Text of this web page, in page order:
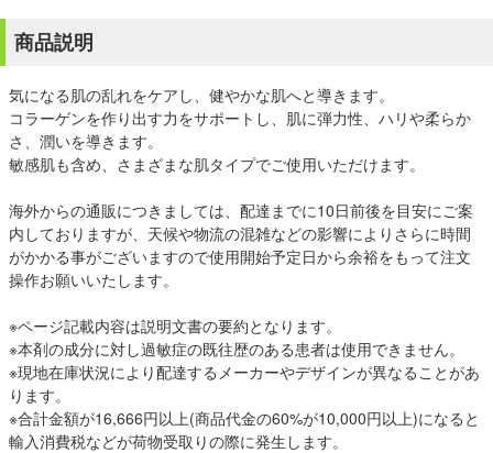
商品説明
気になる肌の乱れをケアし、健やかな肌へと導きます。
コラーゲンを作り出す力をサポートし、肌に弾力性、ハリや柔らか
さ、潤いを導きます。
敏感肌も含め、さまざまな肌タイプでご使用いただけます。
海外からの通販につきましては、配達までに10日前後を目安にご案
内しておりますが、天候や物流の混雑などの影響によりさらに時間
がかかる事がございますので使用開始予定日から余裕をもって注文
操作お願いいたします。
※ページ記載内容は説明文書の要約となります。
※本剤の成分に対し過敏症の既往歴のある患者は使用できません。
※現地在庫状況により配達するメーカーやデザインが異なることがあ
ります。
※合計金額が16,666円以上(商品代金の60%が10,000円以上)になると
輸入消費税などが荷物受取りの際に発生します。